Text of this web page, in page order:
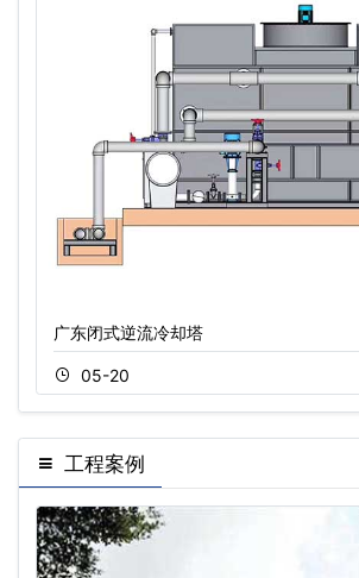
广东闭式逆流冷却塔
05-20
工程案例